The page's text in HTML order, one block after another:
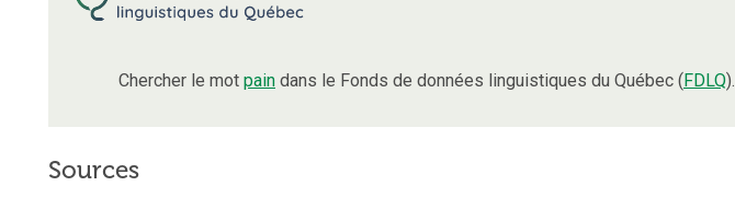
Chercher le mot pain dans le Fonds de données linguistiques du Québec (FDLQ).
Sources